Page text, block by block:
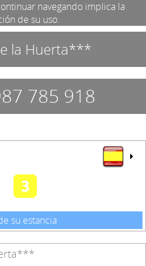
navegando implica la
de su uso.
la Huerta***
785 918
su estancia